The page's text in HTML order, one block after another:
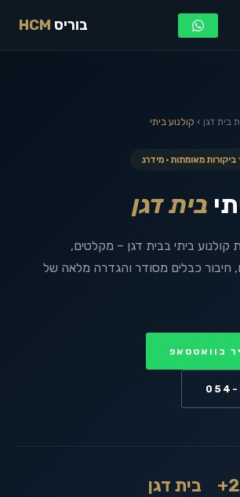
בוריס HCM
בית דגן › קולנוע ביתי
בית דגן
קולנוע ביתי בבית דגן – מקלטים,
חיבור כבלים מסודר והגדרה מלאה של
בוואטסאפ
054-
בית דגן